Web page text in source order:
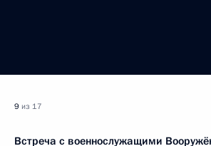
9 из 17
Встреча с военнослужащими